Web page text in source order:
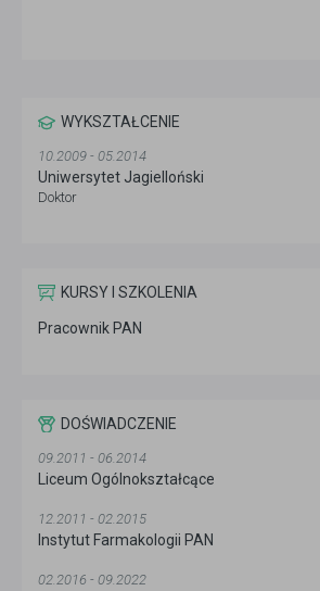
WYKSZTAŁCENIE
10.2009 - 05.2014
Uniwersytet Jagielloński
Doktor
KURSY I SZKOLENIA
Pracownik PAN
DOŚWIADCZENIE
09.2011 - 06.2014
Liceum Ogólnokształcące
12.2011 - 02.2015
Instytut Farmakologii PAN
02.2016 - 09.2022